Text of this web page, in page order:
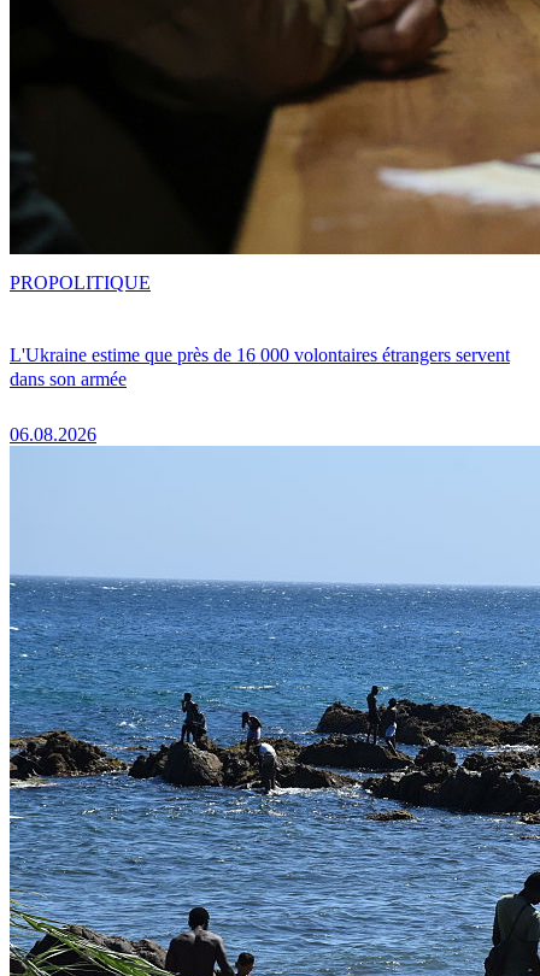
L'Ukraine estime que près de 16 000 volontaires étrangers servent
dans son armée
06.08.2026
PROPOLITIQUE